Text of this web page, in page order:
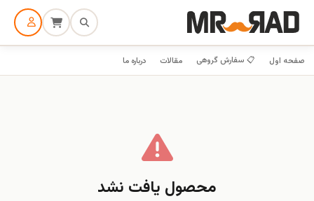
صفحه اول 📋 سفارش گروهی مقالات درباره ما
محصول یافت نشد